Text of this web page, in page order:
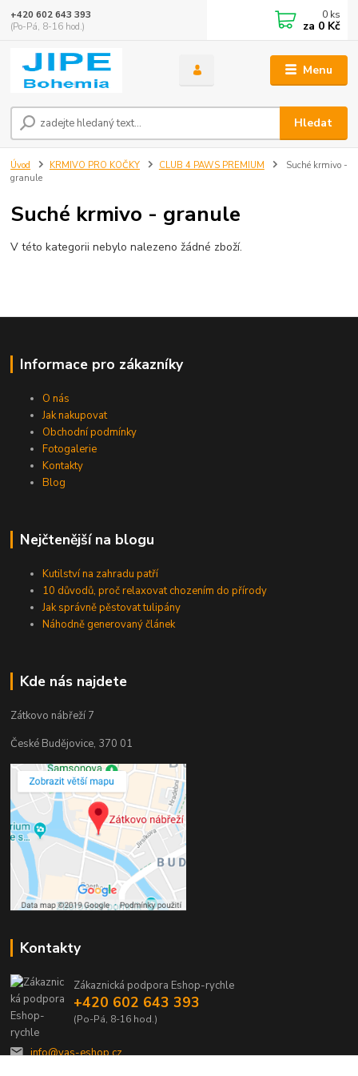
Menu
Hledat
+420 602 643 393
(Po-Pá, 8-16 hod.)
0 ks
za 0 Kč
Úvod KRMIVO PRO KOČKY CLUB 4 PAWS PREMIUM
Suché krmivo -
granule
Suché krmivo - granule
V této kategorii nebylo nalezeno žádné zboží.
Informace pro zákazníky
O nás
Jak nakupovat
Obchodní podmínky
Fotogalerie
Kontakty
Blog
Nejčtenější na blogu
Kutilství na zahradu patří
10 důvodů, proč relaxovat chozením do přírody
Jak správně pěstovat tulipány
Náhodně generovaný článek
Kde nás najdete
Zátkovo nábřeží 7
České Budějovice, 370 01
Kontakty
Zákaznická podpora Eshop-rychle
+420 602 643 393
(Po-Pá, 8-16 hod.)
info@vas-eshop.cz